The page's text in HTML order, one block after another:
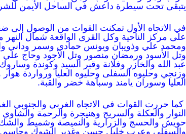
يتبقى تحت سيطرة داعش في الساحل الأيمن
في الاتجاه الأول تمكنت القوات من الوصول إلى
على مركز الناحية وكل القرى الواقعة شمال النهر
ومحمد علي وذويبان ويونس حمادي وسمر وداني
وتل الأسود ورمضان منصور وتل الأجود وحاج
عبد الله والخازر وفلانة وقبر السيد وكوندة
وزنجي وحليوه السفلى وحليوه العليا ورواردة
العليا وسوران يامند وسباهة خضر والقبة.
كما حررت القوات في الاتجاه الغربي والجنوبي
النوار والعكلة والسريج وهنيجرة والرحمة
حويش والحسج والزرارية والنميصة وشميط والشك
والسفلى وعرب خليل حسن وغدير الشوك وجاسم.